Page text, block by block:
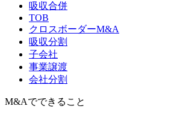
吸収合併
TOB
クロスボーダーM&A
吸収分割
子会社
事業譲渡
会社分割
M&Aでできること